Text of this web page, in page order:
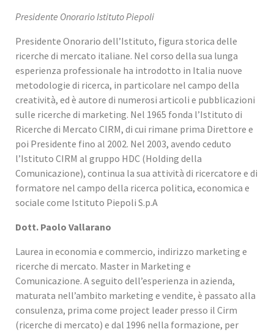
Presidente Onorario Istituto Piepoli
Presidente Onorario dell’Istituto, figura storica delle
ricerche di mercato italiane. Nel corso della sua lunga
esperienza professionale ha introdotto in Italia nuove
metodologie di ricerca, in particolare nel campo della
creatività, ed è autore di numerosi articoli e pubblicazioni
sulle ricerche di marketing. Nel 1965 fonda l’Istituto di
Ricerche di Mercato CIRM, di cui rimane prima Direttore e
poi Presidente fino al 2002. Nel 2003, avendo ceduto
l’Istituto CIRM al gruppo HDC (Holding della
Comunicazione), continua la sua attività di ricercatore e di
formatore nel campo della ricerca politica, economica e
sociale come Istituto Piepoli S.p.A
Dott. Paolo Vallarano
Laurea in economia e commercio, indirizzo marketing e
ricerche di mercato. Master in Marketing e
Comunicazione. A seguito dell’esperienza in azienda,
maturata nell’ambito marketing e vendite, è passato alla
consulenza, prima come project leader presso il Cirm
(ricerche di mercato) e dal 1996 nella formazione, per